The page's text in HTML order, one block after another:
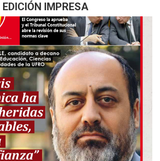
EDICIÓN IMPRESA